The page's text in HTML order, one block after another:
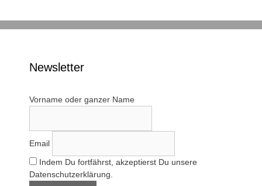
Newsletter
Vorname oder ganzer Name
Email
Indem Du fortfährst, akzeptierst Du unsere
Datenschutzerklärung.